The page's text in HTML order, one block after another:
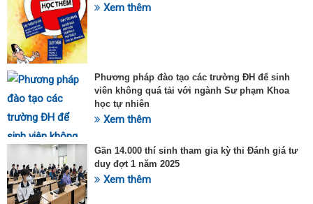
SỰ KIỆN HOT Xem thêm
Phương pháp đào tạo các trường ĐH để sinh
viên không quá tải với ngành Sư phạm Khoa
học tự nhiên
Xem thêm
Gần 14.000 thí sinh tham gia kỳ thi Đánh giá tư
duy đợt 1 năm 2025
Xem thêm